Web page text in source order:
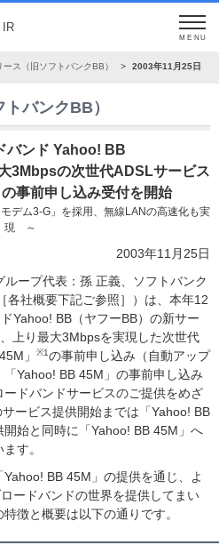
IR
MENU
ース（旧ソフトバンクBB） 2003年11月25日
バンクBB）
バンド Yahoo! BB
3Mbpsの次世代ADSLサービス
事前申し込み受付を開始
デム3-G」を採用、無線LANの高速化も実
現 ～
2003年11月25日
ープ代表：孫 正義、ソフトバンク
各社概要下記ご参照］）は、本年12
Yahoo! BB（ヤフーBB）の新サー
上り最大3Mbpsを実現した次世代
」
※1の事前申し込み（自動アップ
Yahoo! BB 45M」の事前申し込み
ドバンドサービスのご提供をめざ
ービス提供開始までは「Yahoo! BB
始と同時に「Yahoo! BB 45M」へ
す。
BB 45M」の提供を通じ、よ
ードバンドの世界を提供してまい
徴と概要は以下の通りです。